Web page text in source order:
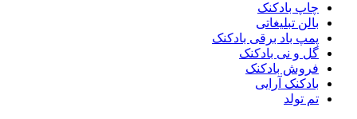
چاپ بادکنک
بالن تبلیغاتی
پمپ باد برقی بادکنک
گل و نی بادکنک
فروش بادکنک
بادکنک آرایی
تم تولد